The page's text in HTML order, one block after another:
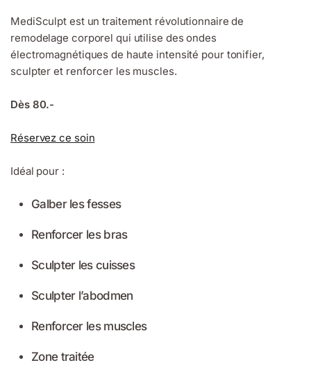
MediSculpt est un traitement révolutionnaire de
remodelage corporel qui utilise des ondes
électromagnétiques de haute intensité pour tonifier,
sculpter et renforcer les muscles.
Dès 80.-
Réservez ce soin
Idéal pour :
Galber les fesses
Renforcer les bras
Sculpter les cuisses
Sculpter l’abodmen
Renforcer les muscles
Zone traitée